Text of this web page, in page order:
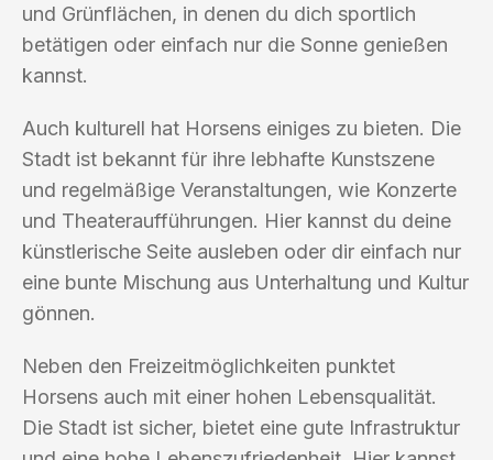
und Grünflächen, in denen du dich sportlich
betätigen oder einfach nur die Sonne genießen
kannst.
Auch kulturell hat Horsens einiges zu bieten. Die
Stadt ist bekannt für ihre lebhafte Kunstszene
und regelmäßige Veranstaltungen, wie Konzerte
und Theateraufführungen. Hier kannst du deine
künstlerische Seite ausleben oder dir einfach nur
eine bunte Mischung aus Unterhaltung und Kultur
gönnen.
Neben den Freizeitmöglichkeiten punktet
Horsens auch mit einer hohen Lebensqualität.
Die Stadt ist sicher, bietet eine gute Infrastruktur